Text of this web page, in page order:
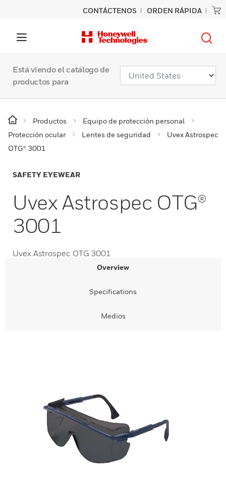
CONTÁCTENOS ORDEN RÁPIDA
Está viendo el catálogo de
productos para
Productos
Equipo de protección personal
Protección ocular
Lentes de seguridad
Uvex Astrospec
OTG® 3001
SAFETY EYEWEAR
Uvex Astrospec OTG®
3001
Uvex Astrospec OTG 3001
Overview
Specifications
Medios